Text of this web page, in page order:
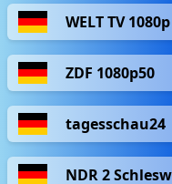
WELT TV 1080p
ZDF 1080p50
tagesschau24
NDR 2